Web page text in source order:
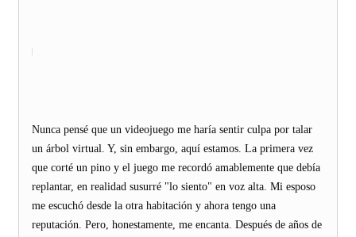
Nunca pensé que un videojuego me haría sentir culpa por talar
un árbol virtual. Y, sin embargo, aquí estamos. La primera vez
que corté un pino y el juego me recordó amablemente que debía
replantar, en realidad susurré "lo siento" en voz alta. Mi esposo
me escuchó desde la otra habitación y ahora tengo una
reputación. Pero, honestamente, me encanta. Después de años de